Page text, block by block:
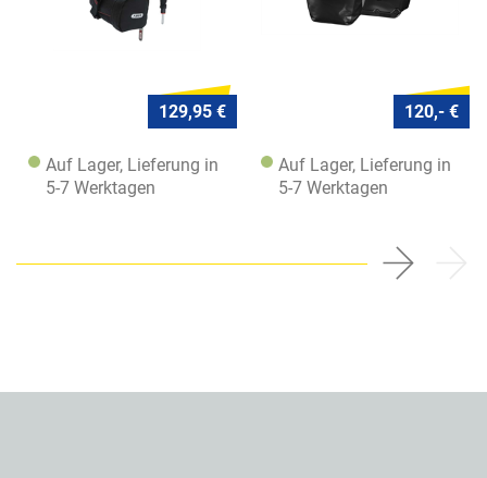
129,95 €
Auf Lager, Lieferung in
5-7 Werktagen
120,- €
Auf Lager, Lieferung in
5-7 Werktagen